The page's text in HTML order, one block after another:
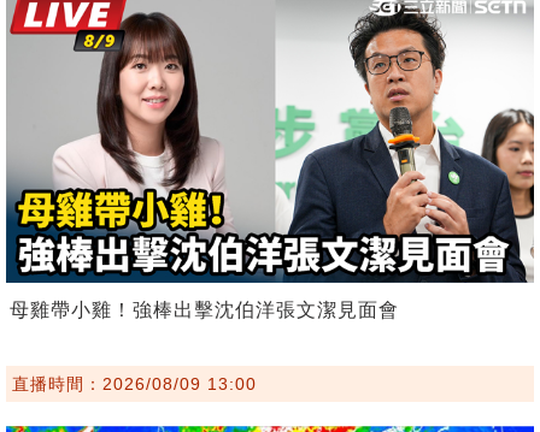
母雞帶小雞！強棒出擊沈伯洋張文潔見面會
直播時間：2026/08/09 13:00